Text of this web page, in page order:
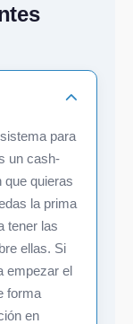
para
un cash-
que quieras
la prima
tener las
ellas. Si
empezar el
forma
en